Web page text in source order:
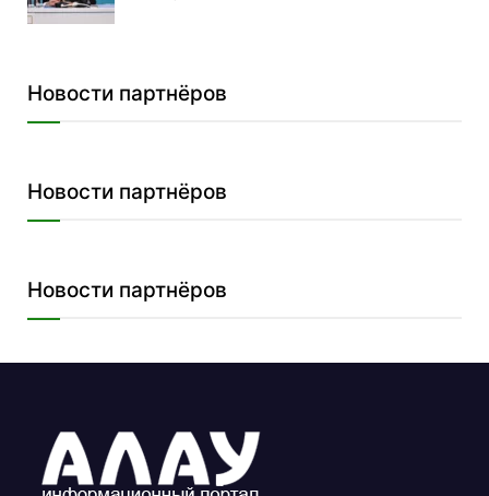
Новости партнёров
Новости партнёров
Новости партнёров